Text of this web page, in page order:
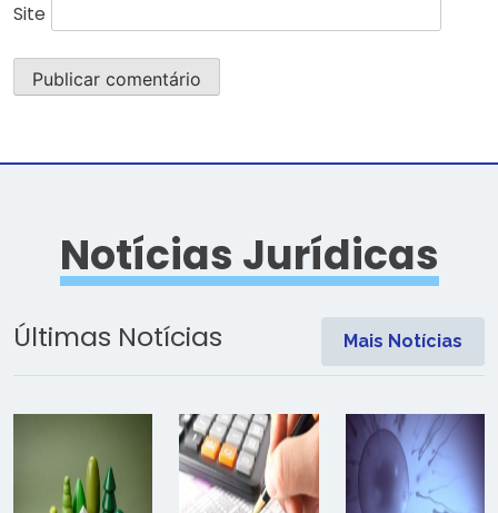
Site
Notícias Jurídicas
Últimas Notícias Mais Notícias